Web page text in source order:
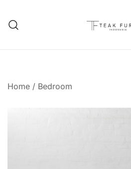
Home / Bedroom